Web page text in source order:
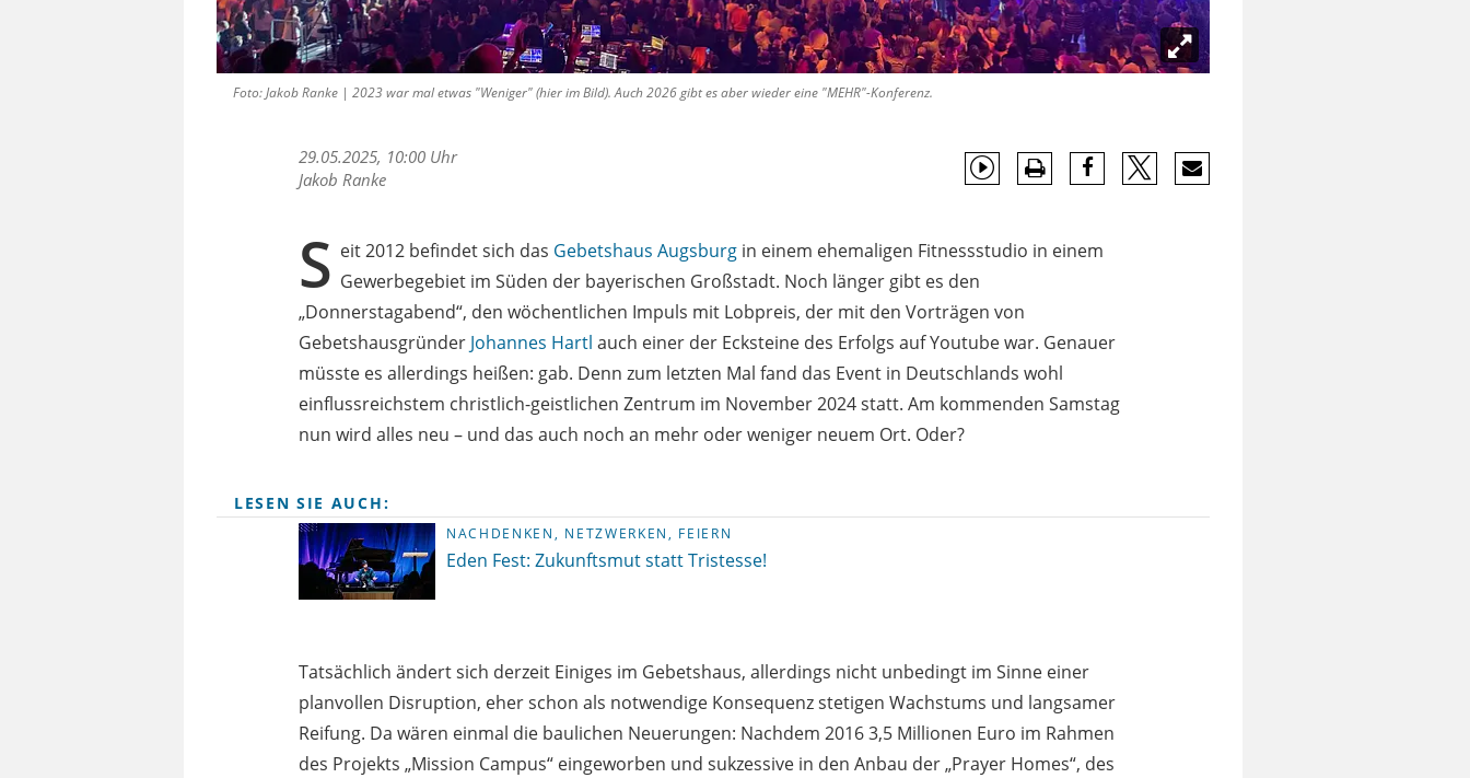
Foto: Jakob Ranke | 2023 war mal etwas "Weniger" (hier im Bild). Auch 2026 gibt es aber wieder eine "MEHR"-Konferenz.
29.05.2025, 10:00 Uhr
Jakob Ranke
S eit 2012 befindet sich das Gebetshaus Augsburg in einem ehemaligen Fitnessstudio in einem
Gewerbegebiet im Süden der bayerischen Großstadt. Noch länger gibt es den
„Donnerstagabend“, den wöchentlichen Impuls mit Lobpreis, der mit den Vorträgen von
Gebetshausgründer Johannes Hartl auch einer der Ecksteine des Erfolgs auf Youtube war. Genauer
müsste es allerdings heißen: gab. Denn zum letzten Mal fand das Event in Deutschlands wohl
einflussreichstem christlich-geistlichen Zentrum im November 2024 statt. Am kommenden Samstag
nun wird alles neu – und das auch noch an mehr oder weniger neuem Ort. Oder?
LESEN SIE AUCH:
NACHDENKEN, NETZWERKEN, FEIERN
Eden Fest: Zukunftsmut statt Tristesse!
Tatsächlich ändert sich derzeit Einiges im Gebetshaus, allerdings nicht unbedingt im Sinne einer
planvollen Disruption, eher schon als notwendige Konsequenz stetigen Wachstums und langsamer
Reifung. Da wären einmal die baulichen Neuerungen: Nachdem 2016 3,5 Millionen Euro im Rahmen
des Projekts „Mission Campus“ eingeworben und sukzessive in den Anbau der „Prayer Homes“, des